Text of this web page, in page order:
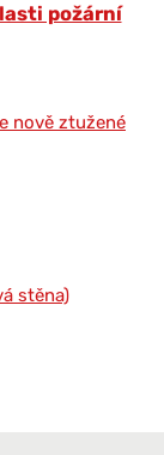
požární
nově ztužené
stěna)